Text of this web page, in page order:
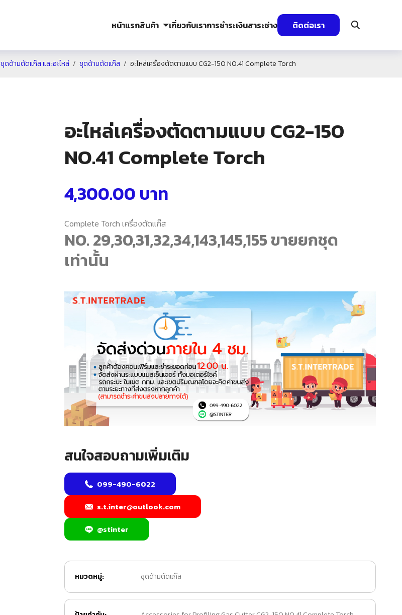
หน้าแรกสินค้า เกี่ยวกับเราการชำระเงินสาระช่าง ติดต่อเรา
ชุดด้ามตัดแก๊ส และอะไหล่ ชุดด้ามตัดแก๊ส อะไหล่เครื่องตัดตามแบบ CG2-150 NO.41 Complete Torch
อะไหล่เครื่องตัดตามแบบ CG2-150
NO.41 Complete Torch
4,300.00 บาท
Complete Torch เครื่องตัดแก๊ส
NO. 29,30,31,32,34,143,145,155 ขายยกชุด
เท่านั้น
สนใจสอบถามเพิ่มเติม
099-490-6022
s.t.inter@outlook.com
@stinter
หมวดหมู่: ชุดด้ามตัดแก๊ส